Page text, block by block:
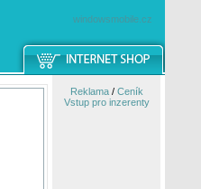
windowsmobile.cz
Reklama/ Ceník
Vstup pro inzerenty